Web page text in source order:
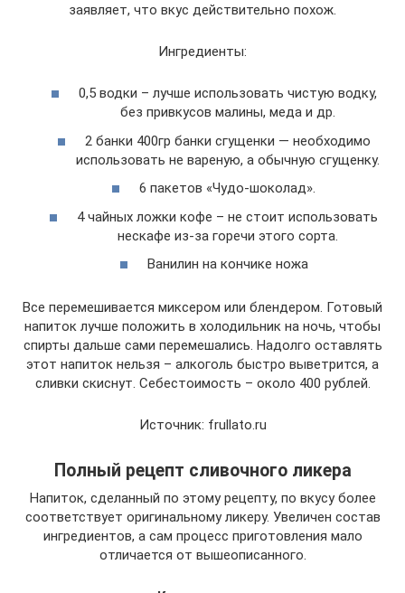
заявляет, что вкус действительно похож.
Ингредиенты:
0,5 водки – лучше использовать чистую водку,
без привкусов малины, меда и др.
2 банки 400гр банки сгущенки — необходимо
использовать не вареную, а обычную сгущенку.
6 пакетов «Чудо-шоколад».
4 чайных ложки кофе – не стоит использовать
нескафе из-за горечи этого сорта.
Ванилин на кончике ножа
Все перемешивается миксером или блендером. Готовый
напиток лучше положить в холодильник на ночь, чтобы
спирты дальше сами перемешались. Надолго оставлять
этот напиток нельзя – алкоголь быстро выветрится, а
сливки скиснут. Себестоимость – около 400 рублей.
Источник: frullato.ru
Полный рецепт сливочного ликера
Напиток, сделанный по этому рецепту, по вкусу более
соответствует оригинальному ликеру. Увеличен состав
ингредиентов, а сам процесс приготовления мало
отличается от вышеописанного.